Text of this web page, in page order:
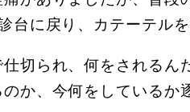
台に戻り、カテーテル
切られ、何をされるん
か、今何をしているか